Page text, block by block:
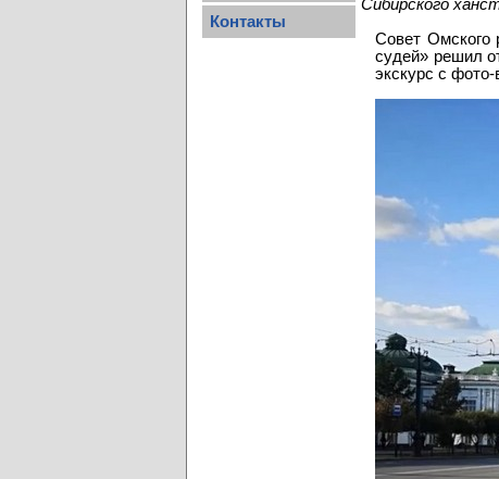
Контакты
Сибирского
Совет Омского
судей» решил
экскурс с